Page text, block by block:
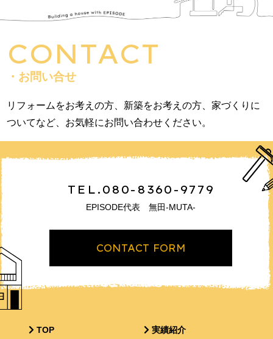
CONTACT
・お問い合せ
リフォームをお考えの方、新築をお考えの方、家づくりに
ついてなど、お気軽にお問い合わせください。
TEL.080-8360-9779
EPISODE代表 無田-MUTA-
CONTACT FORM
TOP 実績紹介